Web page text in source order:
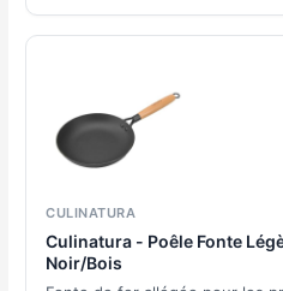
CULINATURA
Culinatura - Poêle Fonte
Noir/Bois